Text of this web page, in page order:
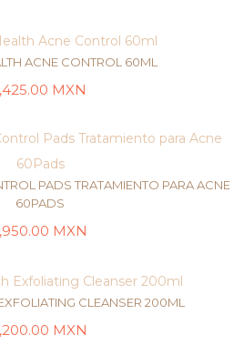
ACNE CONTROL 60ML
MXN
PADS TRATAMIENTO PARA ACNE
60PADS
MXN
CLEANSER 200ML
MXN